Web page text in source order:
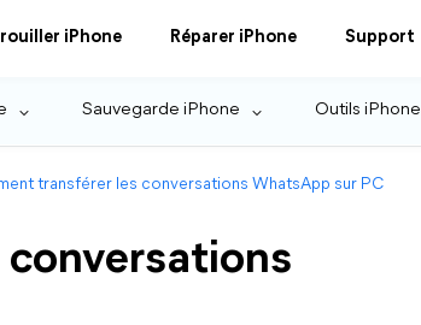
iPhone Réparer iPhone Support
Sauvegarde iPhone Outils iPhone
transférer les conversations WhatsApp sur PC